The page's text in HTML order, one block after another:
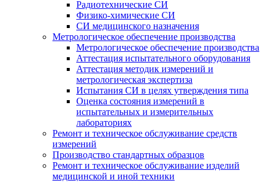
Радиотехнические СИ
Физико-химические СИ
СИ медицинского назначения
Метрологическое обеспечение производства
Метрологическое обеспечение производства
Аттестация испытательного оборудования
Аттестация методик измерений и
метрологическая экспертиза
Испытания СИ в целях утверждения типа
Оценка состояния измерений в
испытательных и измерительных
лабораториях
Ремонт и техническое обслуживание средств
измерений
Производство стандартных образцов
Ремонт и техническое обслуживание изделий
медицинской и иной техники